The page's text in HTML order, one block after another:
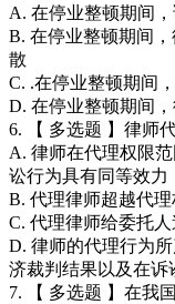
A. 在停业整顿期间
B. 在停业整顿期间
散
C. .在停业整顿期间
D. 在停业整顿期间
6. 【 多选题 】律师
A. 律师在代理权限
讼行为具有同等效力
B. 代理律师超越代
C. 代理律师给委托
D. 律师的代理行为
济裁判结果以及在诉
7. 【 多选题 】在我